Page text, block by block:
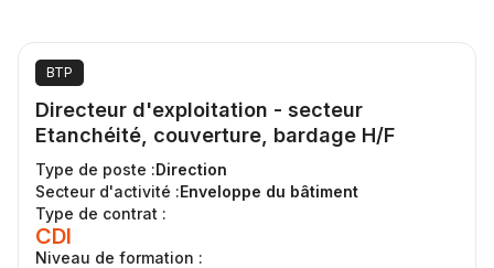
BTP
Directeur d'exploitation - secteur
Etanchéité, couverture, bardage H/F
Type de poste :Direction
Secteur d'activité :Enveloppe du bâtiment
Type de contrat :
CDI
Niveau de formation :